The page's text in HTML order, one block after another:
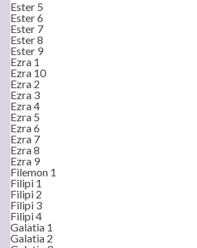
Ester 5
Ester 6
Ester 7
Ester 8
Ester 9
Ezra 1
Ezra 10
Ezra 2
Ezra 3
Ezra 4
Ezra 5
Ezra 6
Ezra 7
Ezra 8
Ezra 9
Filemon 1
Filipi 1
Filipi 2
Filipi 3
Filipi 4
Galatia 1
Galatia 2